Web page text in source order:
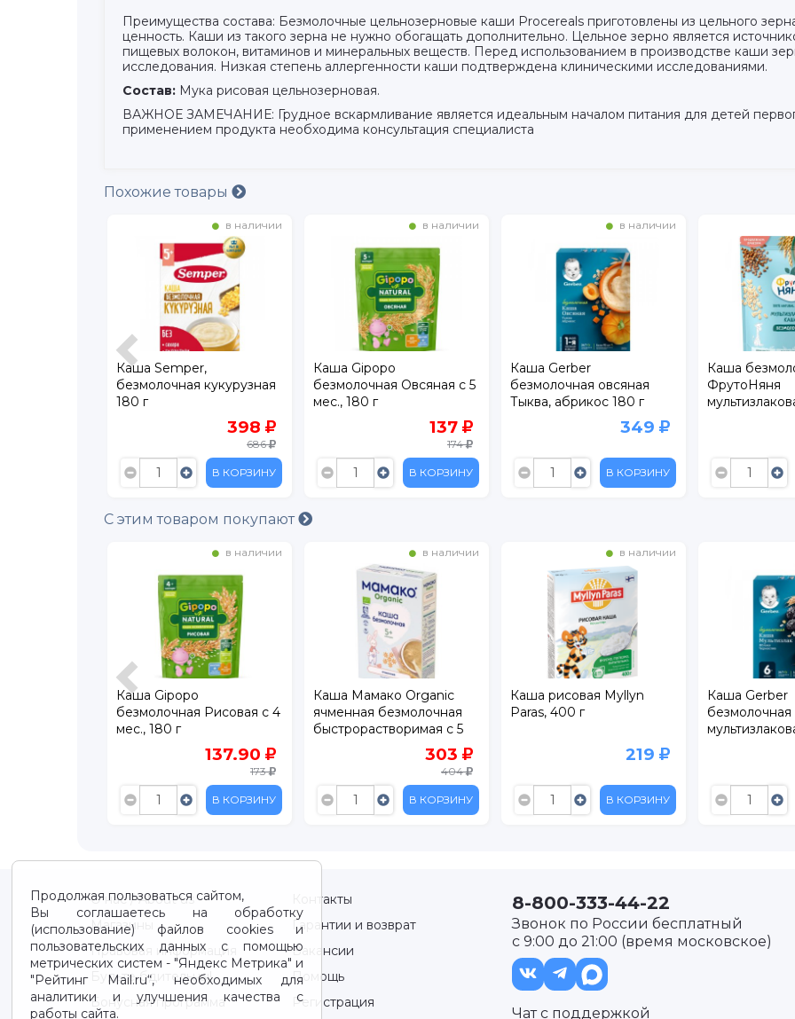
Преимущества состава: Безмолочные цельнозерновые каши Procereals приготовлены из цельного
ценность. Каши из такого зерна не нужно обогащать дополнительно. Цельное зерно является
пищевых волокон, витаминов и минеральных веществ. Перед использованием в производстве каши
исследования. Низкая степень аллергенности каши подтверждена клиническими исследованиями.
Состав: Мука рисовая цельнозерновая.
ВАЖНОЕ ЗАМЕЧАНИЕ: Грудное вскармливание является идеальным началом питания для детей
применением продукта необходима консультация специалиста
Похожие товары
в наличии
Каша Semper,
безмолочная кукурузная
180 г
398
686
В КОРЗИНУ
в наличии
Каша Gipopo
безмолочная Овсяная с 5
мес., 180 г
137
174
В КОРЗИНУ
в наличии
Каша Gerber
безмолочная овсяная
Тыква, абрикос 180 г
349
В КОРЗИНУ
Каша
ФрутоНяня
С этим товаром покупают
в наличии
Каша Gipopo
безмолочная Рисовая с 4
мес., 180 г
137.90
173
В КОРЗИНУ
в наличии
Каша Мамако Organic
ячменная безмолочная
быстрорастворимая с 5
303
404
В КОРЗИНУ
в наличии
Каша рисовая Myllyn
Paras, 400 г
219
В КОРЗИНУ
Каша Gerber
безмолочная
Продолжая пользоваться сайтом,
Вы соглашаетесь на обработку
(использование) файлов cookies и
пользовательских данных с помощью
метрических систем - "Яндекс Метрика" и
"Рейтинг Mail.ru“, необходимых для
аналитики и улучшения качества с
работы сайта.
О нас / About us
Контакты
Магазины
Гарантии и возврат
Правовая информация
Вакансии
Будьте бдительны!
Помощь
Бонусная программа
Регистрация
8-800-333-44-22
Звонок по России бесплатный
с 9:00 до 21:00 (время московское)
Чат с поддержкой